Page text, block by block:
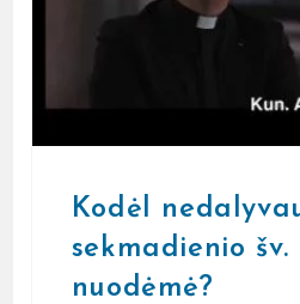
Kodėl
sekmadienio šv.
nuodėmė?